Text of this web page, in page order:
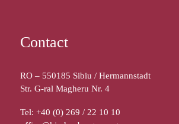
Contact
RO – 550185 Sibiu / Hermannstadt
Str. G-ral Magheru Nr. 4
Tel: +40 (0) 269 / 22 10 10